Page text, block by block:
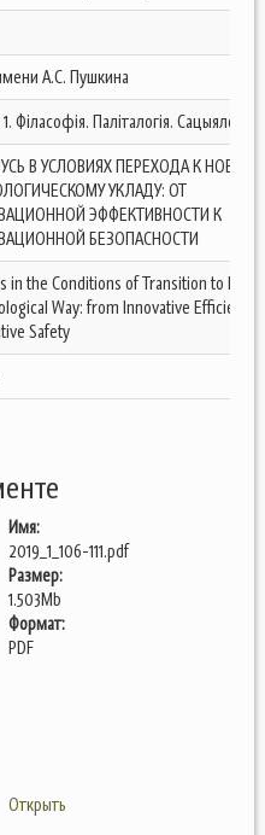
А.С. Пушкина
Філасофія. Паліталогія. Сацыялогія;
В УСЛОВИЯХ ПЕРЕХОДА К НОВОМУ
УКЛАДУ: ОТ
ЭФФЕКТИВНОСТИ К
БЕЗОПАСНОСТИ
in the Conditions of Transition to New
Way: from Innovative Efficiency
Safety
Имя:
2019_1_106-111.pdf
Размер:
1.503Mb
Формат:
PDF
Открыть